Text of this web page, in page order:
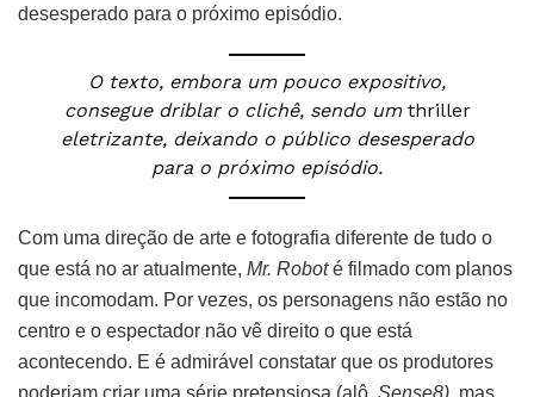
desesperado para o próximo episódio.
O texto, embora um pouco expositivo,
consegue driblar o clichê, sendo um thriller
eletrizante, deixando o público desesperado
para o próximo episódio.
Com uma direção de arte e fotografia diferente de tudo o
que está no ar atualmente, Mr. Roboté filmado com planos
que incomodam. Por vezes, os personagens não estão no
centro e o espectador não vê direito o que está
acontecendo. E é admirável constatar que os produtores